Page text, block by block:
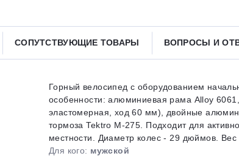
СОПУТСТВУЮЩИЕ ТОВАРЫ ВОПРОСЫ И
Горный велосипед с оборудованием
особенности: алюминиевая рама Alloy
эластомерная, ход 60 мм), двойные
тормоза Tektro M-275. Подходит для
местности. Диаметр колес - 29 дюймов. Вес
Для кого: мужской
Подробнееоб оплате Плайтом